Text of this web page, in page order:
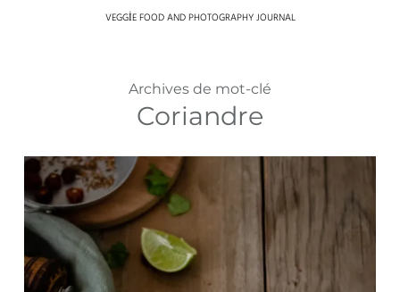
VEGGIE FOOD AND PHOTOGRAPHY JOURNAL
Archives de mot-clé
Coriandre